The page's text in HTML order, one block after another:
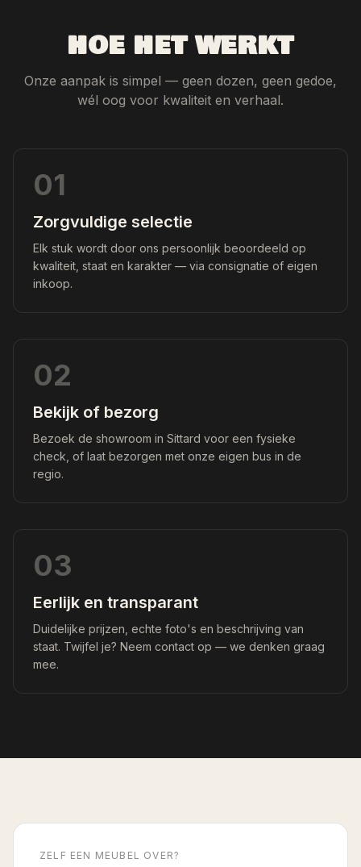
HOE HET WERKT
Onze aanpak is simpel — geen dozen, geen gedoe,
wél oog voor kwaliteit en verhaal.
01
Zorgvuldige selectie
Elk stuk wordt door ons persoonlijk beoordeeld op
kwaliteit, staat en karakter — via consignatie of eigen
inkoop.
02
Bekijk of bezorg
Bezoek de showroom in Sittard voor een fysieke
check, of laat bezorgen met onze eigen bus in de
regio.
03
Eerlijk en transparant
Duidelijke prijzen, echte foto's en beschrijving van
staat. Twijfel je? Neem contact op — we denken graag
mee.
ZELF EEN MEUBEL OVER?